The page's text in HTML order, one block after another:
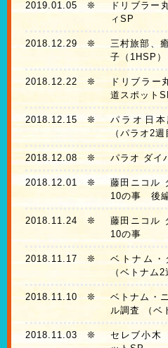
2019.01.05 ❊
ドリブラー
ィSP
2018.12.29 ❊
三村旅部、
子（1HSP）
2018.12.22 ❊
ドリブラー
道スポット
2018.12.15❊
パラオ日
（パラオ2週
2018.12.08 ❊ パラオ ダイ
2018.12.01 ❊
藤田ニコル
10の事 後
2018.11.24 ❊
藤田ニコル
10の事
2018.11.17 ❊
ベトナム・
（ベトナム2
2018.11.10❊
ベトナム・
ル調査 （ベ
2018.11.03 ❊
セレブ小木